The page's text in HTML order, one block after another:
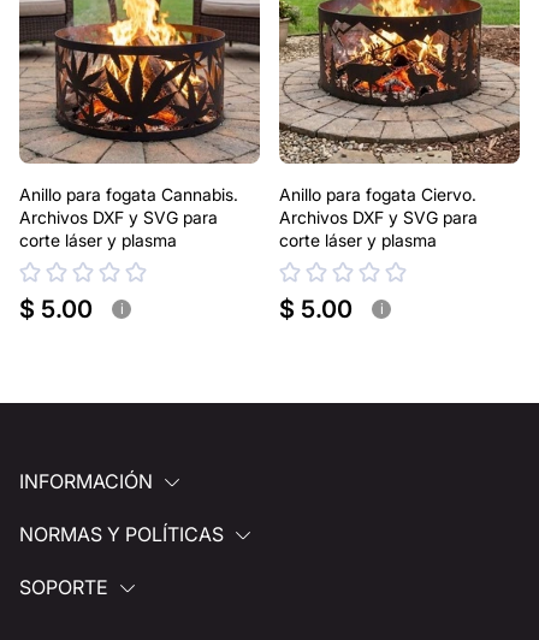
Anillo para fogata Cannabis.
Archivos DXF y SVG para
corte láser y plasma
$ 5.00 i
Anillo para fogata Ciervo.
Archivos DXF y SVG para
corte láser y plasma
$ 5.00 i
INFORMACIÓN
NORMAS Y POLÍTICAS
SOPORTE